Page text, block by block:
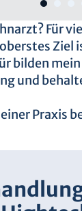
Für
bilden
und
Praxis